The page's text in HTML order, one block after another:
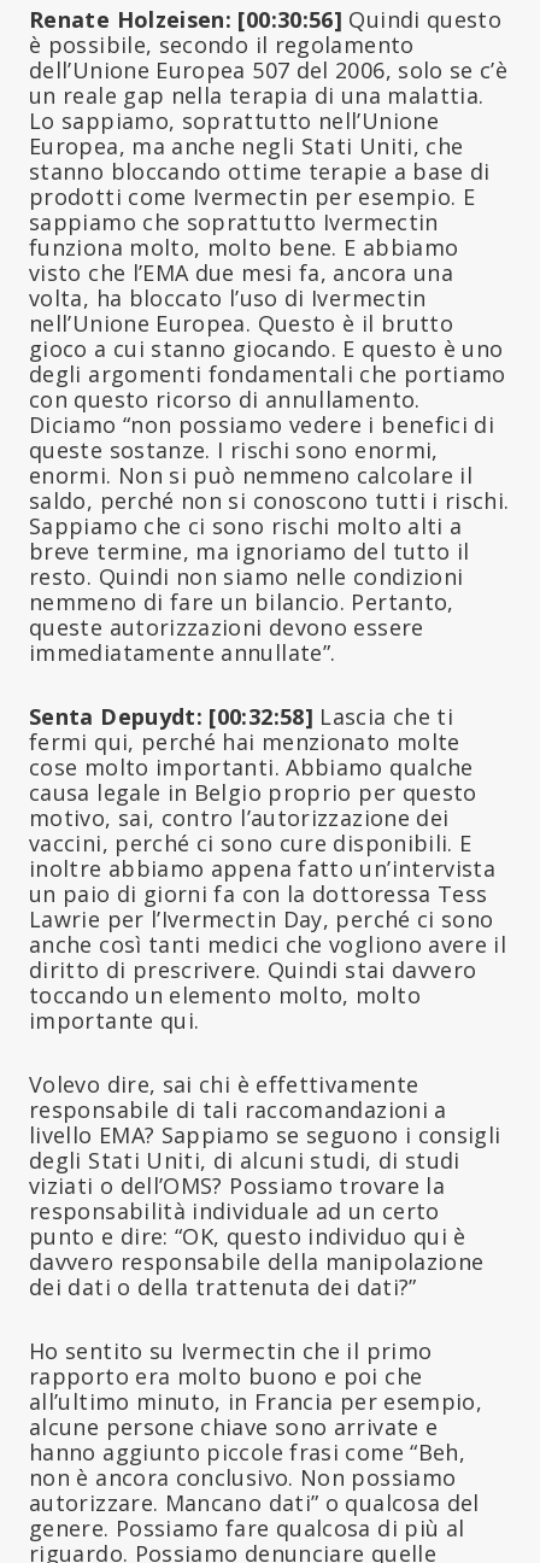
Renate Holzeisen: [00:30:56] Quindi questo
è possibile, secondo il regolamento
dell’Unione Europea 507 del 2006, solo se c’è
un reale gap nella terapia di una malattia.
Lo sappiamo, soprattutto nell’Unione
Europea, ma anche negli Stati Uniti, che
stanno bloccando ottime terapie a base di
prodotti come Ivermectin per esempio. E
sappiamo che soprattutto Ivermectin
funziona molto, molto bene. E abbiamo
visto che l’EMA due mesi fa, ancora una
volta, ha bloccato l’uso di Ivermectin
nell’Unione Europea. Questo è il brutto
gioco a cui stanno giocando. E questo è uno
degli argomenti fondamentali che portiamo
con questo ricorso di annullamento.
Diciamo “non possiamo vedere i benefici di
queste sostanze. I rischi sono enormi,
enormi. Non si può nemmeno calcolare il
saldo, perché non si conoscono tutti i rischi.
Sappiamo che ci sono rischi molto alti a
breve termine, ma ignoriamo del tutto il
resto. Quindi non siamo nelle condizioni
nemmeno di fare un bilancio. Pertanto,
queste autorizzazioni devono essere
immediatamente annullate”.
Senta Depuydt: [00:32:58] Lascia che ti
fermi qui, perché hai menzionato molte
cose molto importanti. Abbiamo qualche
causa legale in Belgio proprio per questo
motivo, sai, contro l’autorizzazione dei
vaccini, perché ci sono cure disponibili. E
inoltre abbiamo appena fatto un’intervista
un paio di giorni fa con la dottoressa Tess
Lawrie per l’Ivermectin Day, perché ci sono
anche così tanti medici che vogliono avere il
diritto di prescrivere. Quindi stai davvero
toccando un elemento molto, molto
importante qui.
Volevo dire, sai chi è effettivamente
responsabile di tali raccomandazioni a
livello EMA? Sappiamo se seguono i consigli
degli Stati Uniti, di alcuni studi, di studi
viziati o dell’OMS? Possiamo trovare la
responsabilità individuale ad un certo
punto e dire: “OK, questo individuo qui è
davvero responsabile della manipolazione
dei dati o della trattenuta dei dati?”
Ho sentito su Ivermectin che il primo
rapporto era molto buono e poi che
all’ultimo minuto, in Francia per esempio,
alcune persone chiave sono arrivate e
hanno aggiunto piccole frasi come “Beh,
non è ancora conclusivo. Non possiamo
autorizzare. Mancano dati” o qualcosa del
genere. Possiamo fare qualcosa di più al
riguardo. Possiamo denunciare quelle